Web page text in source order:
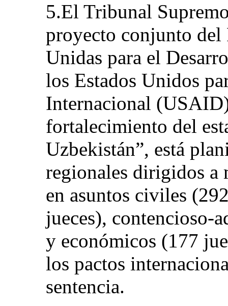
5.El Tribunal
proyecto conjunto del
Unidas para el
los Estados Unidos
Internacional
fortalecimiento del
Uzbekistán”, está
regionales dirigidos a
en asuntos civiles
jueces), contencioso-
y económicos (177
los pactos
sentencia.